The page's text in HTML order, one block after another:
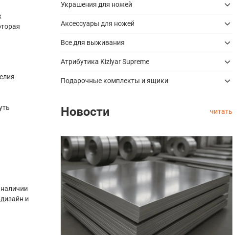
и
Украшения для ножей
Аксессуары для ножей
Все для выживания
Атрибутика Kizlyar Supreme
Подарочные комплекты и ящики
Новости читать